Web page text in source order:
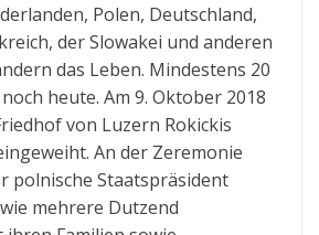
Polen, Deutschland,
der Slowakei und anderen
das Leben. Mindestens 20
heute. Am 9. Oktober 2018
von Luzern Rokickis
An der Zeremonie
polnische Staatspräsident
mehrere Dutzend